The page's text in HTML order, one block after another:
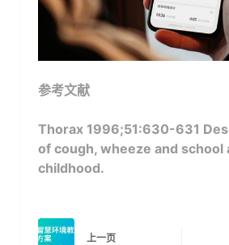
参考文献
Thorax 1996;51:630-631
of cough, wheeze and school
childhood.
上一页